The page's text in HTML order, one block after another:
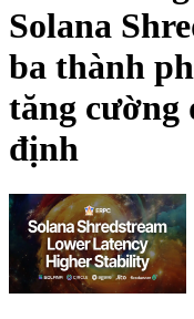
Solana
ba thành
tăng cường
định